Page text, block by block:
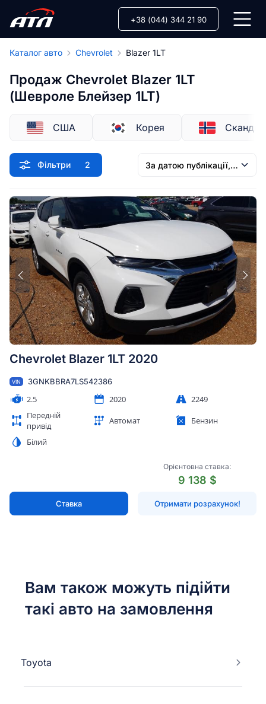
+38 (044) 344 21 90
Каталог авто Chevrolet Blazer 1LT
Продаж Chevrolet Blazer 1LT
(Шевроле Блейзер 1LT)
США Корея
Фільтри 2
Chevrolet Blazer 1LT 2020
VIN 3GNKBBRA7LS542386
2.5 2020
2249
Передній
привід
Автомат
Бензин
Білий
Орієнтовна ставка:
9 138 $
Ставка Отримати розрахунок!
Вам також можуть підійти
такі авто на замовлення
Toyota